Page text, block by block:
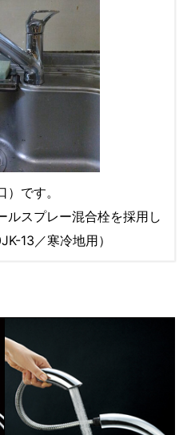
です。
ルスプレー混合栓を採用し
13／寒冷地用）